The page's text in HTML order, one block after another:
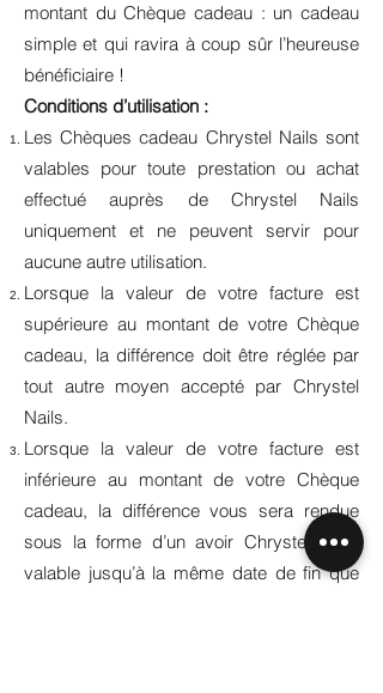
montant du Chèque cadeau : un cadeau
simple et qui ravira à coup sûr l’heureuse
bénéficiaire !
Conditions d’utilisation :
Les Chèques cadeau Chrystel Nails sont
valables pour toute prestation ou achat
effectué auprès de Chrystel Nails
uniquement et ne peuvent servir pour
aucune autre utilisation.
Lorsque la valeur de votre facture est
supérieure au montant de votre Chèque
cadeau, la différence doit être réglée par
tout autre moyen accepté par Chrystel
Nails.
Lorsque la valeur de votre facture est
inférieure au montant de votre Chèque
cadeau, la différence vous sera rendue
sous la forme d’un avoir Chrystel Nails
valable jusqu’à la même date de fin que